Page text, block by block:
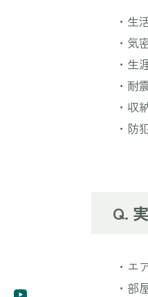
・生
・気
・生
・耐
・収
・防
・エ
・部